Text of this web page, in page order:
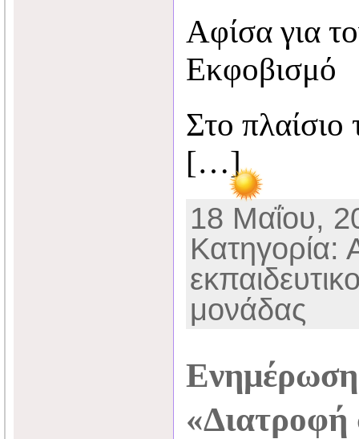
Αφίσα για
Εκφοβισμό
Στο
[…]
18 Μαΐου,
Κατηγορία:
μονάδας
«Διατροφή